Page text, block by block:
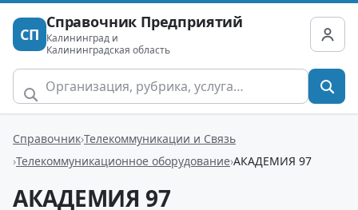
СП
Справочник Предприятий
Калининград и
Калининградская область
Справочник Телекоммуникации и Связь
Телекоммуникационное оборудование АКАДЕМИЯ 97
АКАДЕМИЯ 97